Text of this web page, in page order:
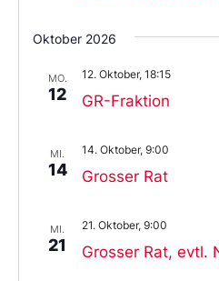
Oktober 2026
MO.
12 GR-Fraktion
12. Oktober, 18:15
MI.
14 Grosser Rat
14. Oktober, 9:00
MI.
21 Grosser Rat, evtl.
21. Oktober, 9:00